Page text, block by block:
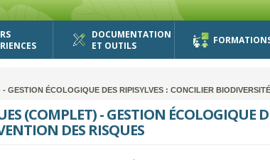
DOCUMENTATION
ET OUTILS
GESTION ÉCOLOGIQUE DES RIPISYLVES : CONCILIER
(COMPLET) - GESTION ÉCOLOGIQUE
DES RISQUES